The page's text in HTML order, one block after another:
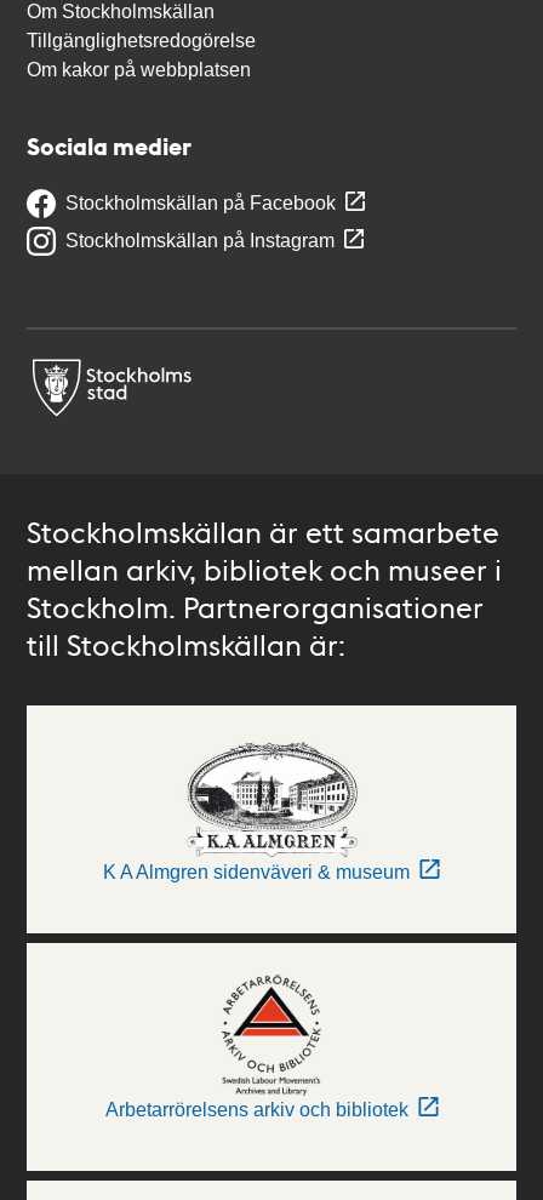
Om Stockholmskällan
Tillgänglighetsredogörelse
Om kakor på webbplatsen
Sociala medier
Stockholmskällan på Facebook
Stockholmskällan på Instagram
Stockholmskällan är ett samarbete
mellan arkiv, bibliotek och museer i
Stockholm. Partnerorganisationer
till Stockholmskällan är:
K A Almgren sidenväveri & museum
Arbetarrörelsens arkiv och bibliotek